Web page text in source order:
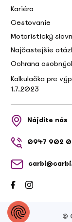
Kariéra
Cestovanie
Motoristický
Najčastejšie
Ochrana
Kalkulačka pre
1.7.2023
Nájdite nás
0947 902
©